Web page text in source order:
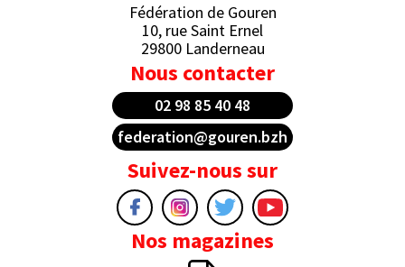
Fédération de Gouren
10, rue Saint Ernel
29800 Landerneau
Nous contacter
02 98 85 40 48
federation@gouren.bzh
Suivez-nous sur
Nos magazines